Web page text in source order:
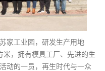
家工业园，研发生产用地
，拥有模具工厂、先进的生
动的一员，再生时代与一众